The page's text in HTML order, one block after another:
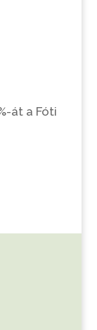
át a Fóti